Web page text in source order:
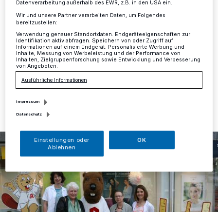
Mettmann·Über eine großzügige Spende der Biber-
NeanderDiakonie. 300 Euro kommen unter anderem
dem Projekt "Schulstart ohne Not" zugute.
02.06.2017 , 11:34 Uhr Eine Minute Lesezeit
Datenverarbeitung außerhalb des EWR, z.B. in den USA ein.
Wir und unsere Partner verarbeiten Daten, um Folgendes
bereitzustellen:
Verwendung genauer Standortdaten. Endgeräteeigenschaften zur
Identifikation aktiv abfragen. Speichern von oder Zugriff auf
Informationen auf einem Endgerät. Personalisierte Werbung und
Inhalte, Messung von Werbeleistung und der Performance von
Inhalten, Zielgruppenforschung sowie Entwicklung und Verbesserung
von Angeboten.
Ausführliche Informationen
Impressum
Datenschutz
Einstellungen oder
Ablehnen
OK